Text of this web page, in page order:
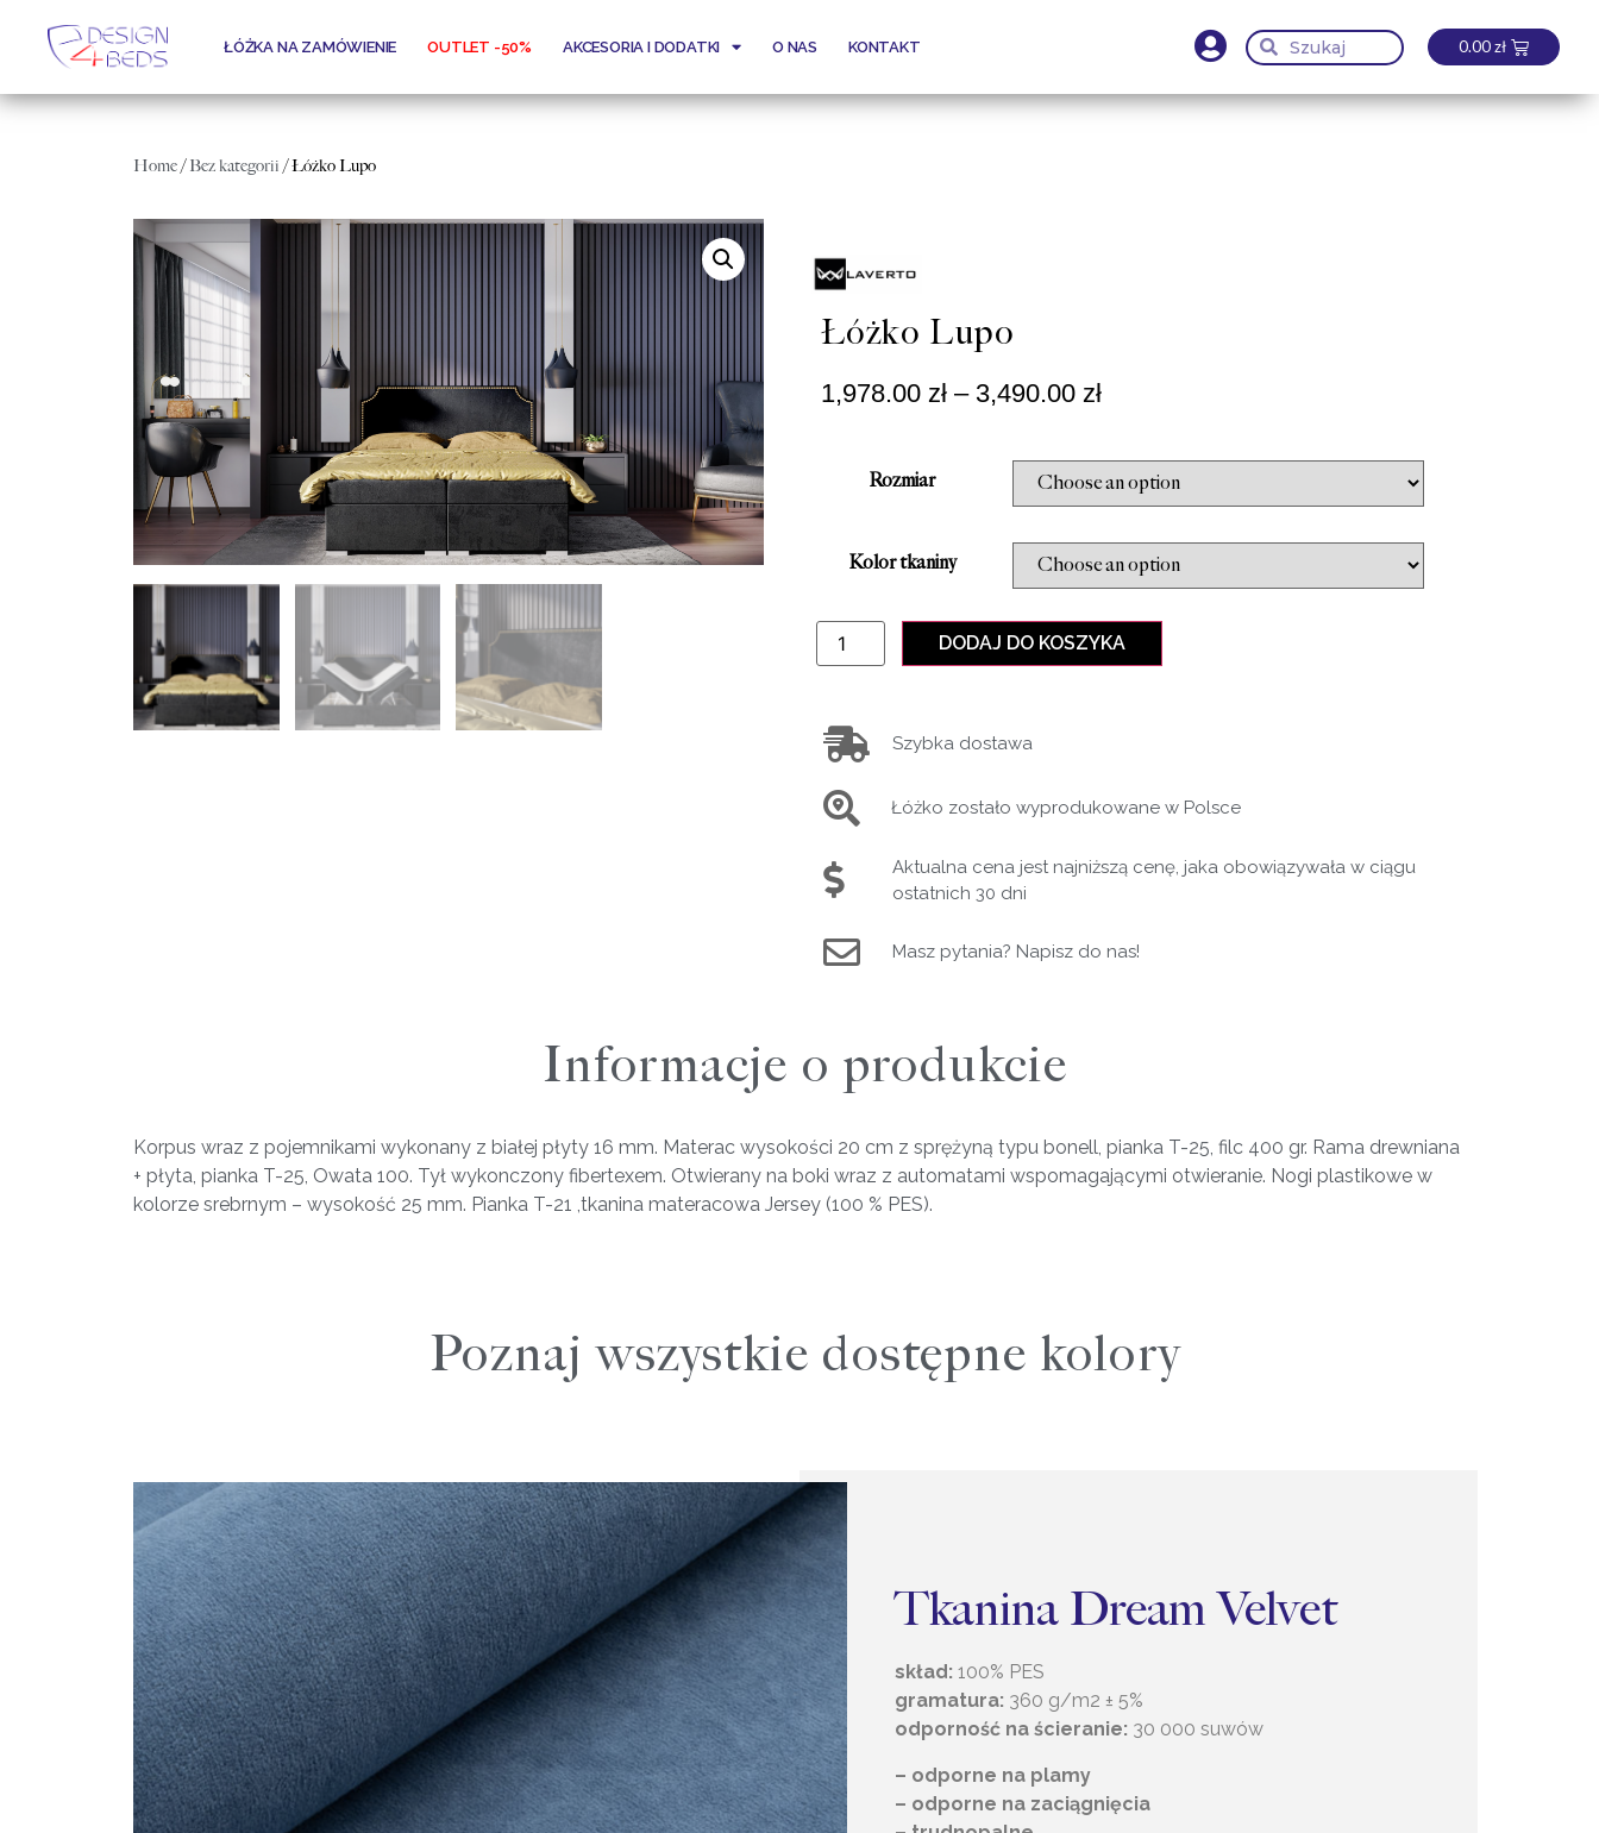
ŁÓŻKA NA ZAMÓWIENIE OUTLET -50% AKCESORIA I DODATKI O NAS KONTAKT 0.00zł
Home/Bez kategorii / Łóżko Lupo
Łóżko Lupo
1,978.00 zł– 3,490.00 zł
Rozmiar
Kolor tkaniny
DODAJ DO KOSZYKA
Szybka dostawa
Łóżko zostało wyprodukowane w Polsce
Aktualna cena jest najniższą cenę, jaka obowiązywała w ciągu
ostatnich 30 dni
Masz pytania? Napisz do nas!
Informacje o produkcie
Korpus wraz z pojemnikami wykonany z białej płyty 16 mm. Materac wysokości 20 cm z sprężyną typu bonell, pianka T-25, filc 400 gr. Rama drewniana
+ płyta, pianka T-25, Owata 100. Tył wykonczony fibertexem. Otwierany na boki wraz z automatami wspomagającymi otwieranie. Nogi plastikowe w
kolorze srebrnym – wysokość 25 mm. Pianka T-21 ,tkanina materacowa Jersey (100 % PES).
Poznaj wszystkie dostępne kolory
Tkanina Dream Velvet
skład: 100% PES
gramatura: 360 g/m2 ± 5%
odporność na ścieranie: 30 000 suwów
– odporne na plamy
– odporne na zaciągnięcia